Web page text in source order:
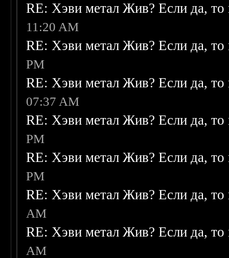
RE: Хэви метал Жив? Если да, то
11:20 AM
RE: Хэви метал Жив? Если да, то
PM
RE: Хэви метал Жив? Если да, то
07:37 AM
RE: Хэви метал Жив? Если да, то
PM
RE: Хэви метал Жив? Если да, то
PM
RE: Хэви метал Жив? Если да, то
AM
RE: Хэви метал Жив? Если да, то
AM